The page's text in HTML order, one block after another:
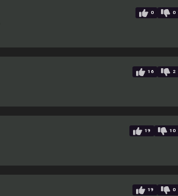
0 0
16 2
19 10
19 0